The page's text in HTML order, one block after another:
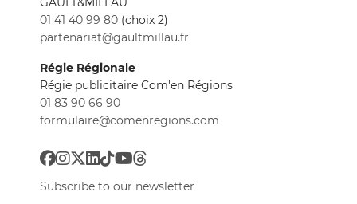
01 41 40 99 80 (choix 2)
partenariat@gaultmillau.fr
Régie Régionale
Régie publicitaire Com'en Régions
01 83 90 66 90
formulaire@comenregions.com
Subscribe to our newsletter